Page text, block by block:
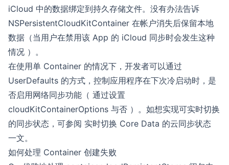
iCloud 中的数据绑定到持久存储文件。没有办法告诉
NSPersistentCloudKitContainer 在帐户消失后保留本地
数据（当用户在禁用该 App 的 iCloud 同步时会发生这种
情况 ）。
在使用单 Container 的情况下，开发者可以通过
UserDefaults 的方式，控制应用程序在下次冷启动时，是
否启用网络同步功能（ 通过设置
cloudKitContainerOptions 与否 ）。如想实现可实时切换
的同步状态，可参阅 实时切换 Core Data 的云同步状态
一文。
如何处理 Container 创建失败